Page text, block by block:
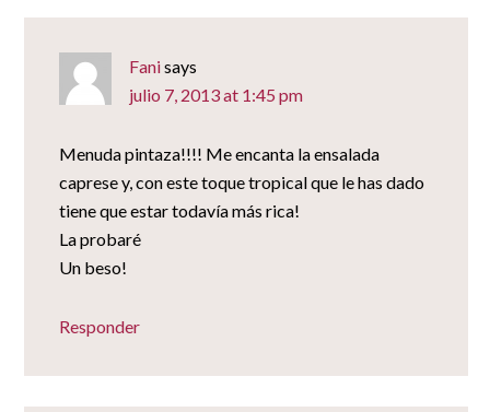
Fanisays
julio 7, 2013 at 1:45 pm
Menuda pintaza!!!! Me encanta la ensalada
caprese y, con este toque tropical que le has dado
tiene que estar todavía más rica!
La probaré
Un beso!
Responder